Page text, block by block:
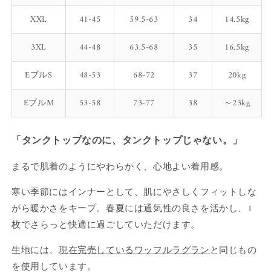
XXL
41-45 59.5-63 34
14.5kg
3XL
44-48 63.5-68 35
16.5kg
EブルS
48-53 68-72 37
20kg
EブルM
53-58 73-77 38 ～23kg
「タンクトップなのに、タンクトップじゃない。」
まるで肌着のようにやわらかく、心地よい着用感。
寒い季節にはインナーとして、肌にやさしくフィットしな
がら暖かさをキープ。春夏には通気性の良さを活かし、1
枚でさらっと快適に過ごしていただけます。
生地には、 現在完売しているワッフルラグランと同じもの
を使用しています。